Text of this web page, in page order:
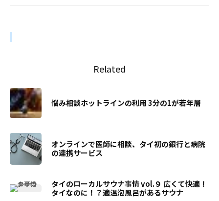
Related
悩み相談ホットラインの利用 3分の1が若年層
オンラインで医師に相談、タイ初の銀行と病院
の連携サービス
タイのローカルサウナ事情 vol.９ 広くて快適！
タイなのに！？適温泡風呂があるサウナ